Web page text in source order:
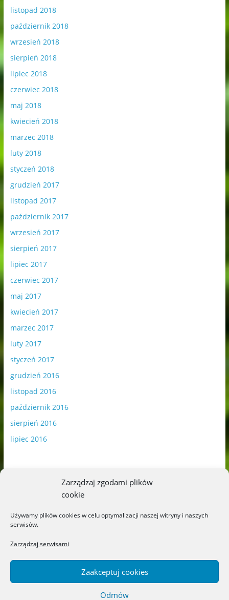
Zarządzaj zgodami plików
cookie
Używamy plików cookies w celu optymalizacji naszej witryny i naszych
serwisów.
Zarządzaj serwisami
Zaakceptuj cookies
Odmów
listopad 2018
październik 2018
wrzesień 2018
sierpień 2018
lipiec 2018
czerwiec 2018
maj 2018
kwiecień 2018
marzec 2018
luty 2018
styczeń 2018
grudzień 2017
listopad 2017
październik 2017
wrzesień 2017
sierpień 2017
lipiec 2017
czerwiec 2017
maj 2017
kwiecień 2017
marzec 2017
luty 2017
styczeń 2017
grudzień 2016
listopad 2016
październik 2016
sierpień 2016
lipiec 2016